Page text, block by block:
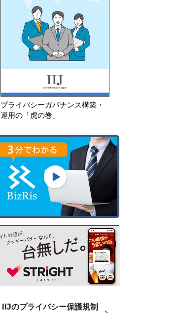
プライバシーガバナンス構築・
運用の「虎の巻」
IIJのプライバシー保護規制